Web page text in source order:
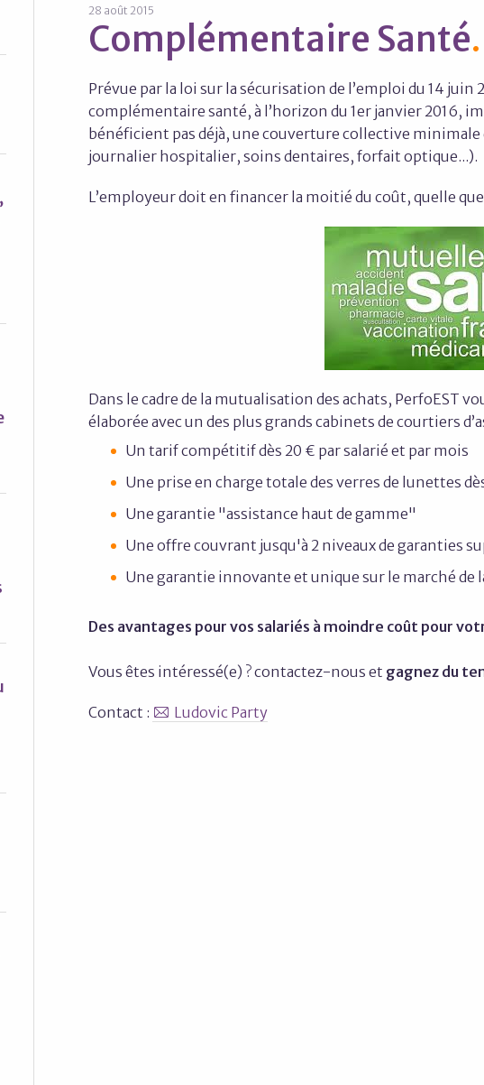
28 août 2015
Complémentaire Santé
Prévue par la loi sur la sécurisation de l’emploi du 14
complémentaire santé, à l’horizon du 1er janvier 2016,
bénéficient pas déjà, une couverture collective
journalier hospitalier, soins dentaires, forfait optique...).
L’employeur doit en financer la moitié du coût, quelle
Dans le cadre de la mutualisation des achats, PerfoEST
élaborée avec un des plus grands cabinets de courtiers
Un tarif compétitif dès 20 €​ par salarié et par mois​
Une prise en charge totale des verres de lunettes
Une garantie "assistance haut de gamme"
Une offre couvrant jusqu'à 2 niveaux de garanties
Une garantie innovante et unique sur le marché
Des avantages pour vos salariés à moindre coût pour
Vous êtes intéressé(e) ? contactez-nous et gagnez du
Contact : Ludovic Party